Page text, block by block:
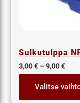
Sulkutulppa
3,00€ – 9,00€
Valitse